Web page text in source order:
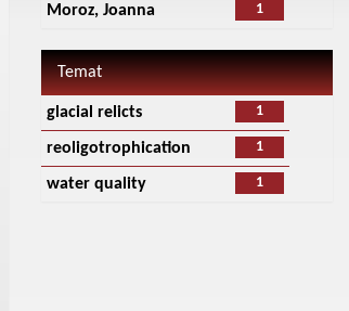
1
Moroz, Joanna
Temat
1
glacial relicts
1
reoligotrophication
1
water quality